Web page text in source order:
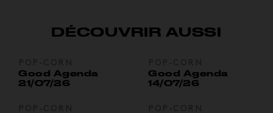
DÉCOUVRIR AUSSI
Good Agenda
21/07/26
Good Agenda
14/07/26